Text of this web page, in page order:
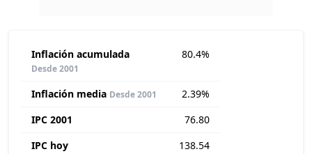
Inflación acumulada
Desde 2001
80.4%
Inflación media Desde 2001
2.39%
IPC 2001
76.80
IPC hoy
138.54